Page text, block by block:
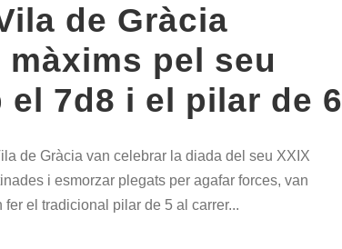
de Gràcia
pel seu
7d8 i el pilar de 6
de Gràcia van celebrar la diada del seu XXIX
i esmorzar plegats per agafar forces, van
el tradicional pilar de 5 al carrer...